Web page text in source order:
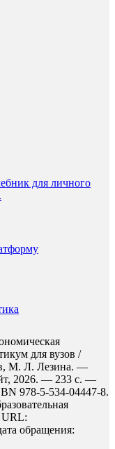
для личного
для вузов /
М. Л. Лезина. —
2026. — 233 с. —
978-5-534-04447-8.
обращения: